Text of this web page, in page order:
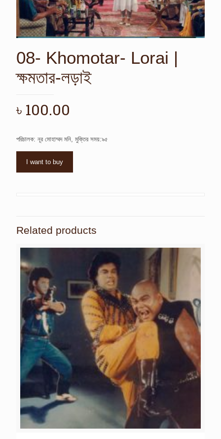
08- Khomotar- Lorai |
ক্ষমতার-লড়াই
৳ 100.00
পরিচালক: নূর মোহাম্মদ মনি, মুক্তির সময়:৯৫
I want to buy
Related products